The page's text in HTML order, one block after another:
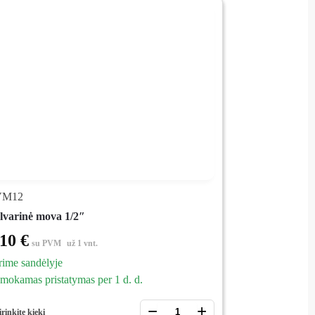
mova 1/2″
€ su PVM už 1 vnt.
sandėlyje
pristatymas per 1 d. d.
kiekį